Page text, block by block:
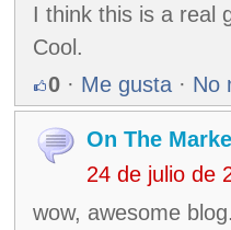
I think this is a real
Cool.
0 · Me gusta · No
On The
24 de julio de
wow, awesome